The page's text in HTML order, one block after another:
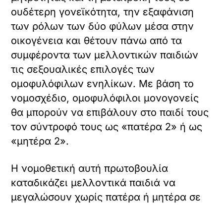
ουδέτερη γονεϊκότητα, την εξαφάνιση
των ρόλων των δύο φύλων μέσα στην
οικογένεια και θέτουν πάνω από τα
συμφέροντα των μελλοντικών παιδιών
τις σεξουαλικές επιλογές των
ομοφυλόφιλων ενηλίκων. Με βάση το
νομοσχέδιο, ομοφυλόφιλοι μονογονείς
θα μπορούν να επιβάλουν στο παιδί τους
τον σύντροφό τους ως «πατέρα 2» ή ως
«μητέρα 2».
Η νομοθετική αυτή πρωτοβουλία
καταδικάζει μελλοντικά παιδιά να
μεγαλώσουν χωρίς πατέρα ή μητέρα σε